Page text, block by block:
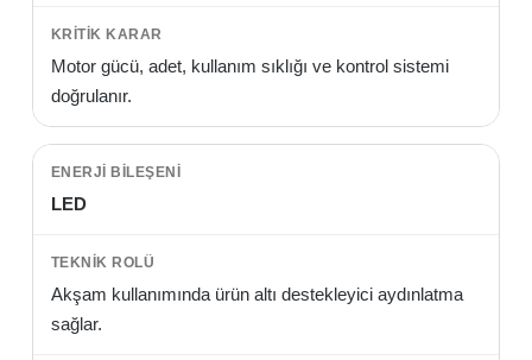
Motor gücü, adet, kullanım sıklığı ve kontrol sistemi
doğrulanır.
LED
Akşam kullanımında ürün altı destekleyici aydınlatma
sağlar.